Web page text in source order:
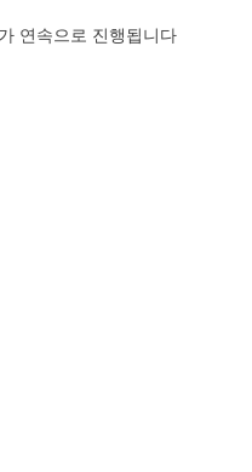
연속으로 진행됩니다